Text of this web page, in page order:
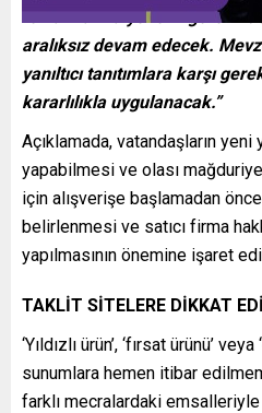
reklamlarına yönelik gerekli
aralıksız devam edecek.
yanıltıcı tanıtımlara karşı
kararlılıkla uygulanacak.”
Açıklamada, vatandaşların
yapabilmesi ve olası
için alışverişe başlamadan
belirlenmesi ve satıcı firma
yapılmasının önemine işaret
TAKLİT SİTELERE DİKKAT
‘Yıldızlı ürün’, ‘fırsat ürünü’
sunumlara hemen itibar
farklı mecralardaki emsalleriyle